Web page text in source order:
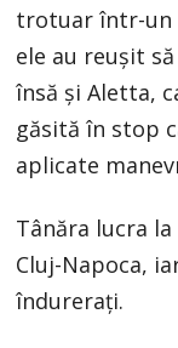
trotuar într-un
ele au reuşit
însă şi Aletta,
găsită în stop
aplicate
Tânăra lucra
Cluj-Napoca,
îndurerați.